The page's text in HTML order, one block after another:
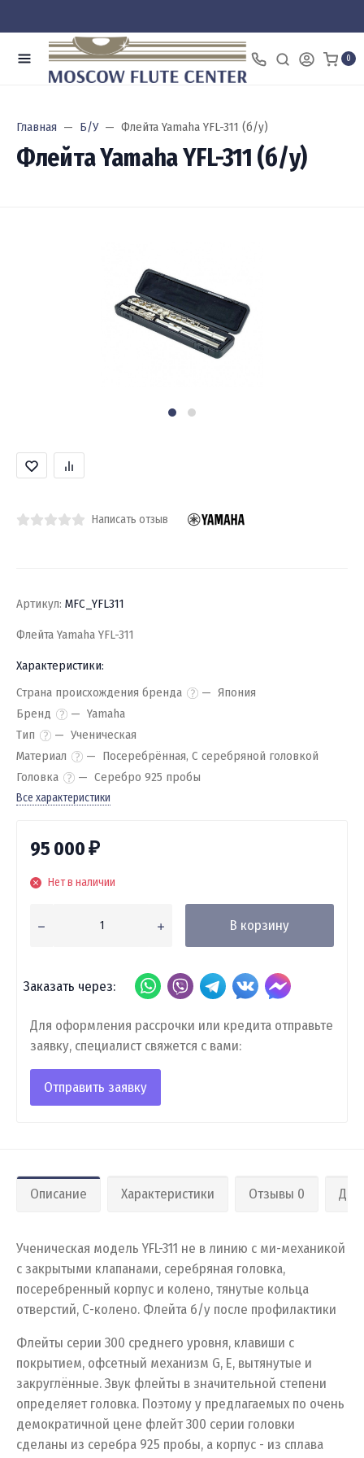
0
Главная Б/У Флейта Yamaha YFL-311 (б/у)
Флейта Yamaha YFL-311 (б/у)
Написать отзыв
Артикул: MFC_YFL311
Флейта Yamaha YFL-311
Характеристики:
Страна происхождения бренда
Япония
Бренд
Yamaha
Тип
Ученическая
Материал
Посеребрённая, С серебряной головкой
Головка
Серебро 925 пробы
Все характеристики
95 000₽
Нет в наличии
В корзину
Заказать через:
Для оформления рассрочки или кредита отправьте
заявку, специалист свяжется с вами:
Отправить заявку
Описание Характеристики Отзывы 0
Ученическая модель YFL-311 не в линию с ми-механикой
с закрытыми клапанами, серебряная головка,
посеребренный корпус и колено, тянутые кольца
отверстий, С-колено. Флейта б/у после профилактики
Флейты серии 300 среднего уровня, клавиши с
покрытием, офсетный механизм G, E, вытянутые и
закруглённые. Звук флейты в значительной степени
определяет головка. Поэтому у предлагаемых по очень
демократичной цене флейт 300 серии головки
сделаны из серебра 925 пробы, а корпус - из сплава